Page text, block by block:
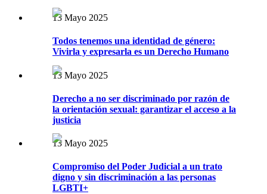
13 Mayo 2025
Todos tenemos una identidad de género:
Vivirla y expresarla es un Derecho Humano
13 Mayo 2025
Derecho a no ser discriminado por razón de
la orientación sexual: garantizar el acceso a la
justicia
13 Mayo 2025
Compromiso del Poder Judicial a un trato
digno y sin discriminación a las personas
LGBTI+